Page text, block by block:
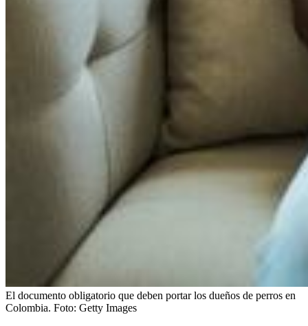
El documento obligatorio que deben portar los dueños de perros en
Colombia. Foto: Getty Images